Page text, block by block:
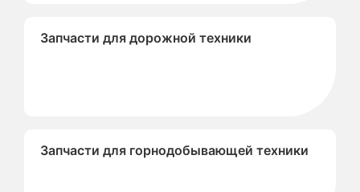
Запчасти для дорожной техники
Запчасти для горнодобывающей техники